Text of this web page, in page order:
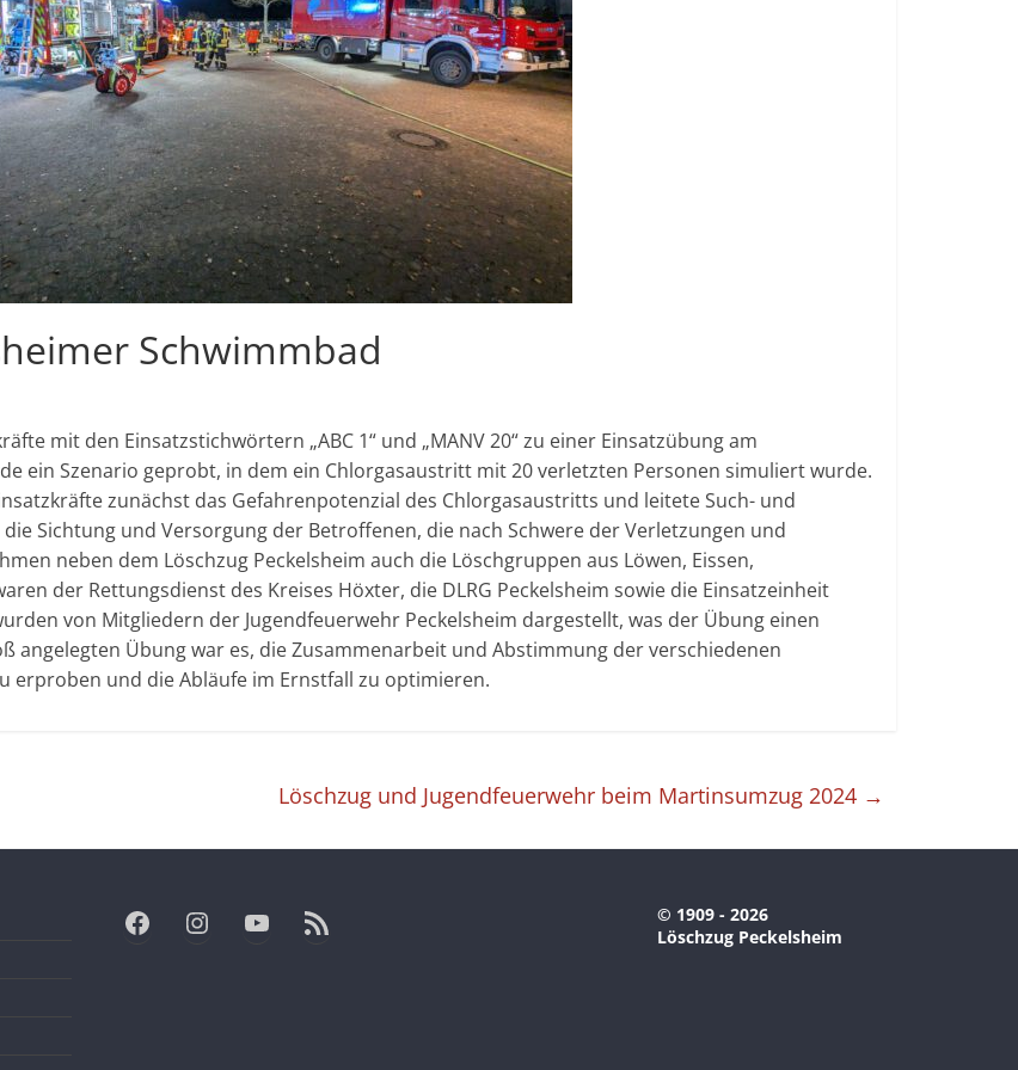
Schwimmbad
mit den Einsatzstichwörtern „ABC 1“ und „MANV 20“ zu einer Einsatzübung am
ein Szenario geprobt, in dem ein Chlorgasaustritt mit 20 verletzten Personen simuliert wurde.
zunächst das Gefahrenpotenzial des Chlorgasaustritts und leitete Such- und
Sichtung und Versorgung der Betroffenen, die nach Schwere der Verletzungen und
neben dem Löschzug Peckelsheim auch die Löschgruppen aus Löwen, Eissen,
der Rettungsdienst des Kreises Höxter, die DLRG Peckelsheim sowie die Einsatzeinheit
von Mitgliedern der Jugendfeuerwehr Peckelsheim dargestellt, was der Übung einen
angelegten Übung war es, die Zusammenarbeit und Abstimmung der verschiedenen
erproben und die Abläufe im Ernstfall zu optimieren.
Löschzug und Jugendfeuerwehr beim Martinsumzug 2024 →
Facebook Instagram YouTube RSS-Feed
© 1909 - 2026
Löschzug Peckelsheim